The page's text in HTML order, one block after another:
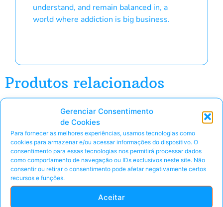
Gerenciar Consentimento
de Cookies
Para fornecer as melhores experiências, usamos tecnologias como
cookies para armazenar e/ou acessar informações do dispositivo. O
consentimento para essas tecnologias nos permitirá processar dados
como comportamento de navegação ou IDs exclusivos neste site. Não
consentir ou retirar o consentimento pode afetar negativamente certos
recursos e funções.
Aceitar
understand, and remain balanced in, a
world where addiction is big business.
Produtos relacionados